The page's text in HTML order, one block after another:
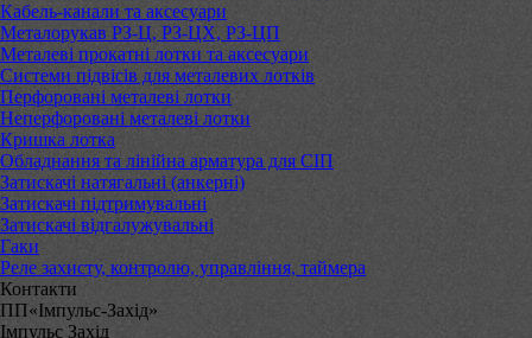
Кабель-канали та аксесуари
Металорукав РЗ-Ц, РЗ-ЦХ, РЗ-ЦП
Металеві прокатні лотки та аксесуари
Системи підвісів для металевих лотків
Перфоровані металеві лотки
Неперфоровані металеві лотки
Кришка лотка
Обладнання та лінійна арматура для СІП
Затискачі натягальні (анкерні)
Затискачі підтримувальні
Затискачі відгалужувальні
Гаки
Реле захисту, контролю, управління, таймера
Контакти
ПП«Імпульс-Захід»
Імпульс Захід